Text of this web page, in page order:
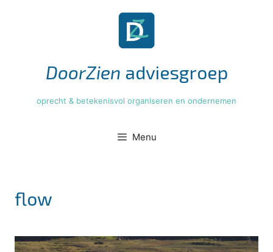
DoorZien adviesgroep
oprecht & betekenisvol organiseren en ondernemen
Menu
flow